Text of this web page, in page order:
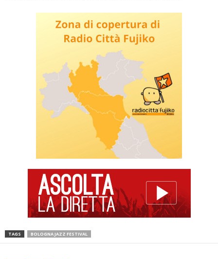
TAGS BOLOGNA JAZZ FESTIVAL